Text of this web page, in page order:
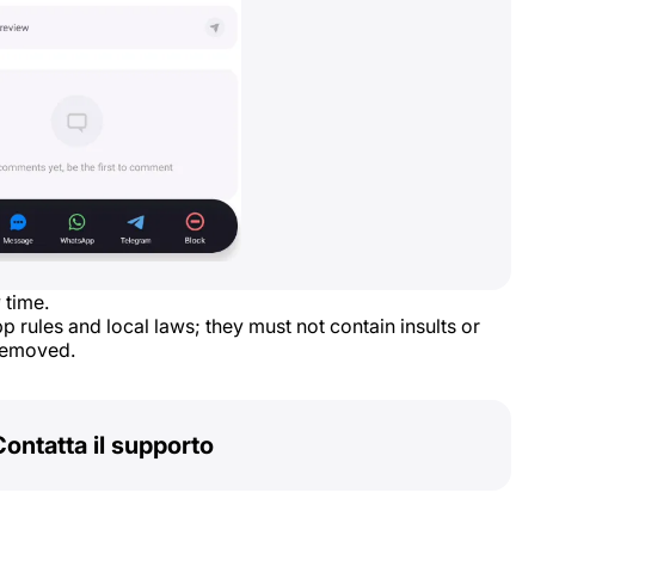
time.
rules and local laws; they must not contain insults or
il supporto